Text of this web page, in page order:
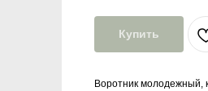
Купить
Воротник молодежный,